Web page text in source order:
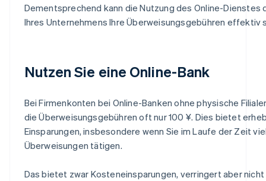
Dementsprechend kann die Nutzung des Online-Dienstes
Ihres Unternehmens Ihre Überweisungsgebühren effektiv
Nutzen Sie eine Online-Bank
Bei Firmenkonten bei Online-Banken ohne physische
die Überweisungsgebühren oft nur 100 ¥. Dies bietet
Einsparungen, insbesondere wenn Sie im Laufe der Zeit
Überweisungen tätigen.
Das bietet zwar Kosteneinsparungen, verringert aber